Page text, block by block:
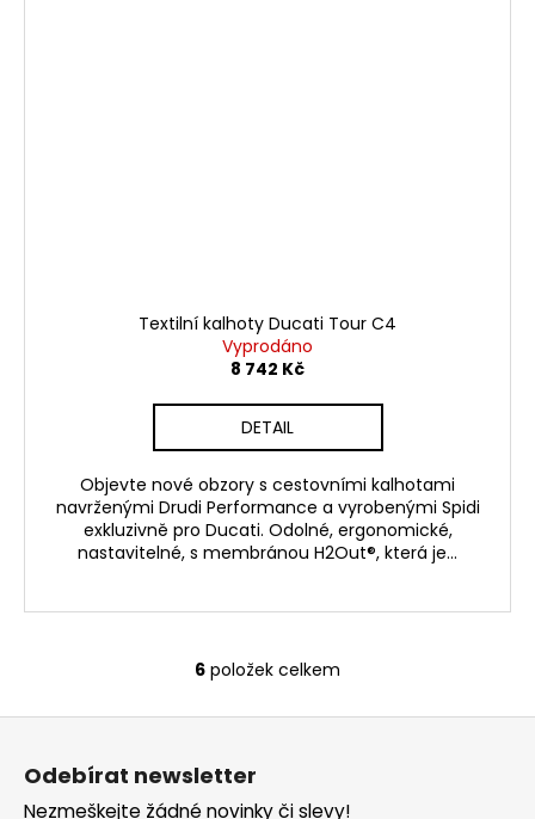
Textilní kalhoty Ducati Tour C4
Vyprodáno
8 742 Kč
DETAIL
Objevte nové obzory s cestovními kalhotami
navrženými Drudi Performance a vyrobenými Spidi
exkluzivně pro Ducati. Odolné, ergonomické,
nastavitelné, s membránou H2Out®, která je...
O
v
6 položek celkem
Odebírat newsletter
Nezmeškejte žádné novinky či slevy!